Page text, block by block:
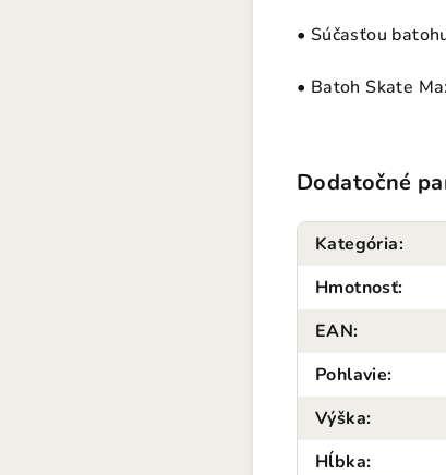
• Súčasťou
• Batoh Skate
Dodatočné
Kategória:
Hmotnosť:
EAN:
Pohlavie:
Výška:
Hĺbka: